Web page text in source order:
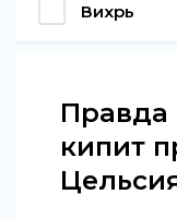
Вихрь
Правда
кипит